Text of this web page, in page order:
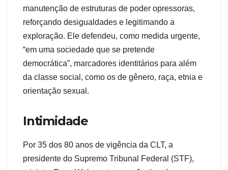
manutenção de estruturas de poder opressoras,
reforçando desigualdades e legitimando a
exploração. Ele defendeu, como medida urgente,
“em uma sociedade que se pretende
democrática”, marcadores identitários para além
da classe social, como os de gênero, raça, etnia e
orientação sexual.
Intimidade
Por 35 dos 80 anos de vigência da CLT, a
presidente do Supremo Tribunal Federal (STF),